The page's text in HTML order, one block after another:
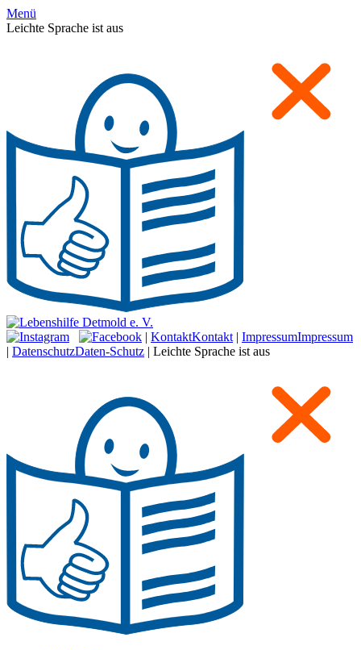
Menü
Leichte Sprache ist aus
| KontaktKontakt | ImpressumImpressum
| DatenschutzDaten-Schutz | Leichte Sprache ist aus